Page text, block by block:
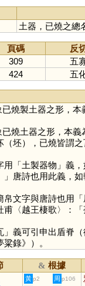
土器，已燒之總
頁碼 反
309
五
424 五
燒製土器之形，本
已燒土器之形，本
（坯），已燒皆謂之
土製器物」義，
」唐詩也用此義，
字與唐詩也用「
甫〈越王棲歌〉：
可引申出盾脊（
粱錄》）。
& 根據
黃 p2 周 p106